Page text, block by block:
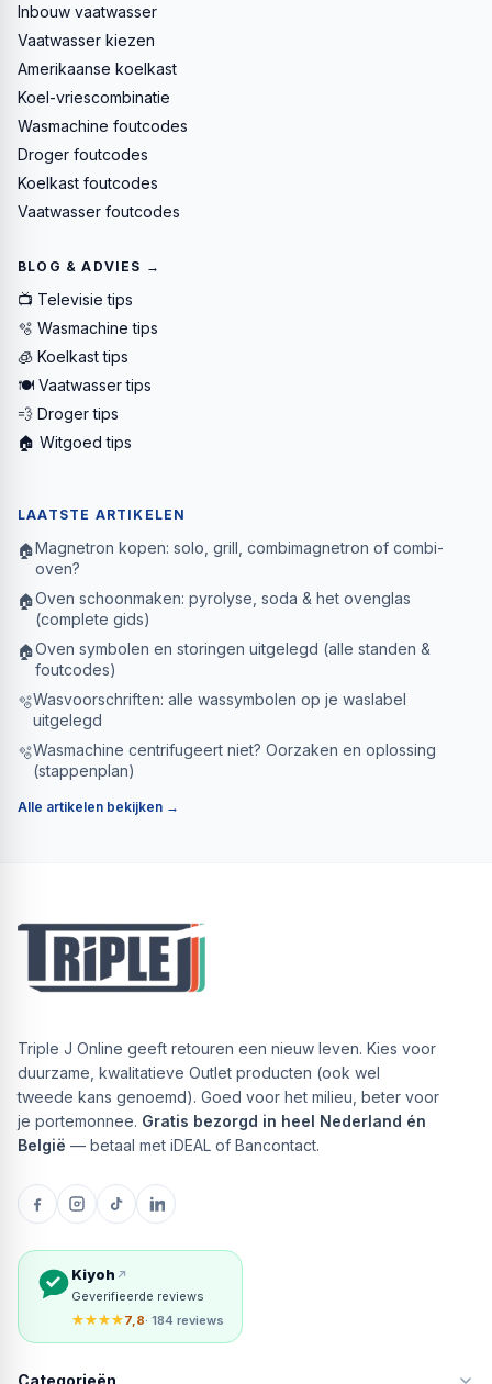
Inbouw vaatwasser
Vaatwasser kiezen
Amerikaanse koelkast
Koel-vriescombinatie
Wasmachine foutcodes
Droger foutcodes
Koelkast foutcodes
Vaatwasser foutcodes
BLOG & ADVIES →
📺 Televisie tips
🫧 Wasmachine tips
🧊 Koelkast tips
🍽️ Vaatwasser tips
💨 Droger tips
🏠 Witgoed tips
LAATSTE ARTIKELEN
🏠Magnetron kopen: solo, grill, combimagnetron of combi-
oven?
🏠Oven schoonmaken: pyrolyse, soda & het ovenglas
(complete gids)
🏠Oven symbolen en storingen uitgelegd (alle standen &
foutcodes)
🫧Wasvoorschriften: alle wassymbolen op je waslabel
uitgelegd
🫧Wasmachine centrifugeert niet? Oorzaken en oplossing
(stappenplan)
Alle artikelen bekijken →
Triple J Online geeft retouren een nieuw leven. Kies voor
duurzame, kwalitatieve Outlet producten (ook wel
tweede kans genoemd). Goed voor het milieu, beter voor
je portemonnee. Gratis bezorgd in heel Nederland én
België — betaal met iDEAL of Bancontact.
Kiyoh
Geverifieerde reviews
★★★★7,8· 184 reviews
Categorieën